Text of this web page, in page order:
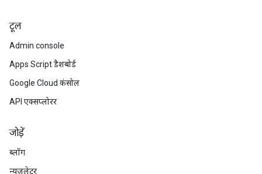
टूल
Admin console
Apps Script डैशबोर्ड
Google Cloud कंसोल
API एक्सप्लोरर
जोड़ें
ब्लॉग
न्यूज़लेटर